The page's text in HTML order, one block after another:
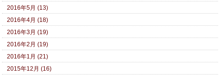
2016年5月 (13)
2016年4月 (18)
2016年3月 (19)
2016年2月 (19)
2016年1月 (21)
2015年12月 (16)